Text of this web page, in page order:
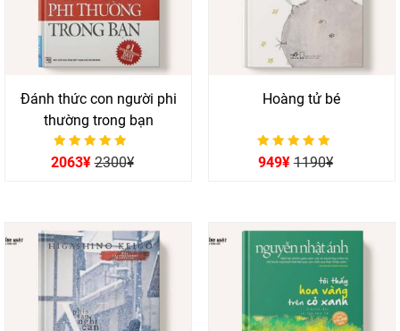
Đánh thức con người phi
thường trong bạn
Được xếp hạng
0
2063¥ 2300¥
Hoàng tử bé
Được xếp hạng
0
949¥ 1190¥